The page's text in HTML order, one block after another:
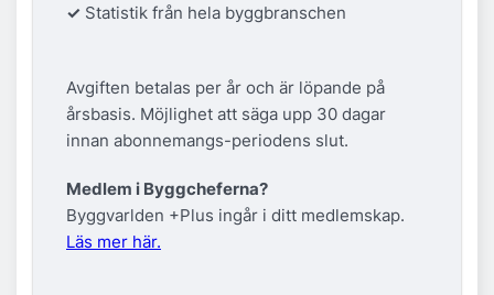
✓ Statistik från hela byggbranschen
Avgiften betalas per år och är löpande på
årsbasis. Möjlighet att säga upp 30 dagar
innan abonnemangs-periodens slut.
Medlem i Byggcheferna?
Byggvarlden +Plus ingår i ditt medlemskap.
Läs mer här.